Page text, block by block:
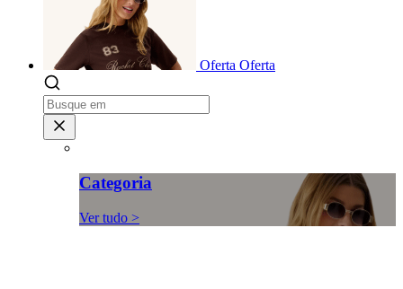
Oferta Oferta
Categoria
Ver tudo >